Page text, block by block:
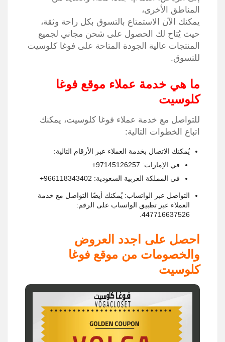
المناطق الأخرى،
يمكنك الآن الاستمتاع بالتسوق بكل راحة وثقة،
حيث يُتاح لك الحصول على شحن مجاني لجميع
المنتجات عالية الجودة المتاحة على فوغا كلوسيت
للتسوق.
ما هي خدمة عملاء موقع فوغا
كلوسيت
للتواصل مع خدمة عملاء فوغا كلوسيت، يمكنك
اتباع الخطوات التالية:
يُمكنك الاتصال بخدمة العملاء عبر الأرقام التالية:
في الإمارات: 97145126257+
في المملكة العربية السعودية:
التواصل عبر الواتساب: يُمكنك أيضًا التواصل مع خدمة
العملاء عبر تطبيق الواتساب على الرقم:
447716637526.
احصل على اجدد العروض
والخصومات من موقع فوغا
كلوسيت